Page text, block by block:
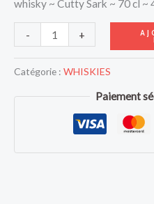
whisky ~ Cutty Sark ~ 70 cl ~
- +
Catégorie : WHISKIES
Paiement